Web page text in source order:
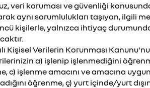
veri koruması ve güvenliği
aynı sorumlulukları taşıyan, ilgili
kişilerle, yalnızca ihtiyaç
Kişisel Verilerin Korunması
a) işlenip işlenmediğini
c) işlenme amacını ve amacına
öğrenme, ç) yurt içinde/yurt